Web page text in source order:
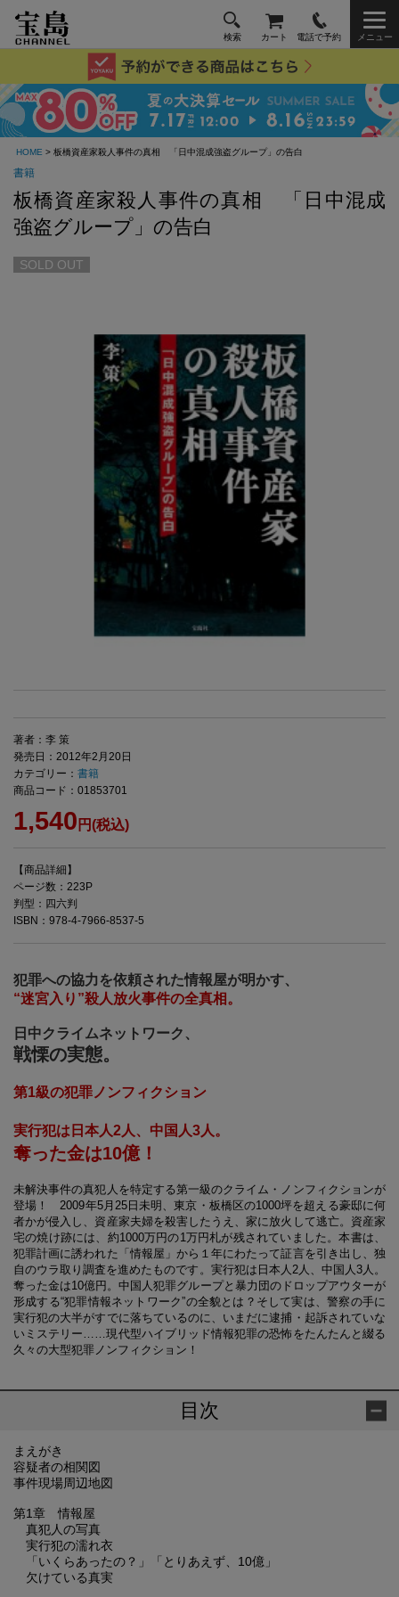
検索 カート 電話で予約 メニュー
HOME > 板橋資産家殺人事件の真相 「日中混成強盗グループ」の告白
書籍
板橋資産家殺人事件の真相 「日中混成
強盗グループ」の告白
SOLD OUT
著者：李 策
発売日：2012年2月20日
カテゴリー： 書籍
商品コード：01853701
1,540 円(税込)
【商品詳細】
ページ数：223P
判型：四六判
ISBN：978-4-7966-8537-5
犯罪への協力を依頼された情報屋が明かす、
“迷宮入り”殺人放火事件の全真相。
日中クライムネットワーク、
戦慄の実態。
第1級の犯罪ノンフィクション
実行犯は日本人2人、中国人3人。
奪った金は10億！
未解決事件の真犯人を特定する第一級のクライム・ノンフィクションが
登場！ 2009年5月25日未明、東京・板橋区の1000坪を超える豪邸に何
者かが侵入し、資産家夫婦を殺害したうえ、家に放火して逃亡。資産家
宅の焼け跡には、約1000万円の1万円札が残されていました。本書は、
犯罪計画に誘われた「情報屋」から１年にわたって証言を引き出し、独
自のウラ取り調査を進めたものです。実行犯は日本人2人、中国人3人。
奪った金は10億円。中国人犯罪グループと暴力団のドロップアウターが
形成する“犯罪情報ネットワーク”の全貌とは？そして実は、警察の手に
実行犯の大半がすでに落ちているのに、いまだに逮捕・起訴されていな
いミステリー……現代型ハイブリッド情報犯罪の恐怖をたんたんと綴る
久々の大型犯罪ノンフィクション！
目次
まえがき
容疑者の相関図
事件現場周辺地図
第1章 情報屋
真犯人の写真
実行犯の濡れ衣
「いくらあったの？」「とりあえず、10億」
欠けている真実